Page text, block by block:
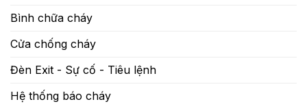
Bình chữa cháy
Cửa chống cháy
Đèn Exit - Sự cố - Tiêu lệnh
Hệ thống báo cháy